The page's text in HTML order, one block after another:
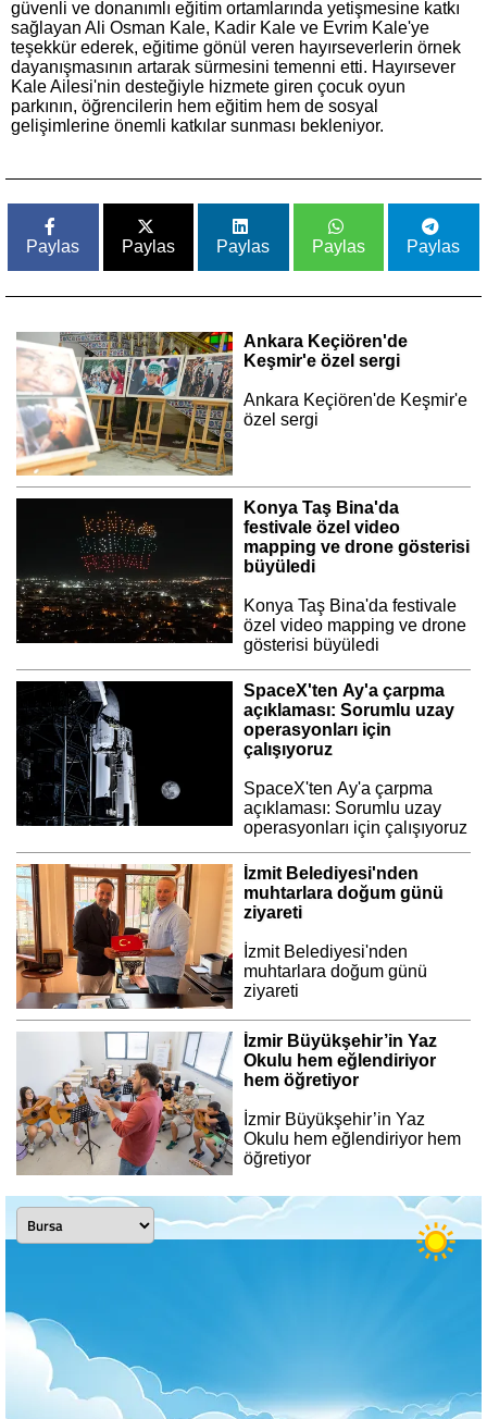
güvenli ve donanımlı eğitim ortamlarında yetişmesine katkı
sağlayan Ali Osman Kale, Kadir Kale ve Evrim Kale'ye
teşekkür ederek, eğitime gönül veren hayırseverlerin örnek
dayanışmasının artarak sürmesini temenni etti. Hayırsever
Kale Ailesi'nin desteğiyle hizmete giren çocuk oyun
parkının, öğrencilerin hem eğitim hem de sosyal
gelişimlerine önemli katkılar sunması bekleniyor.
Paylas Paylas Paylas Paylas Paylas
Ankara Keçiören'de
Keşmir'e özel sergi
Ankara Keçiören'de Keşmir'e
özel sergi
Konya Taş Bina'da
festivale özel video
mapping ve drone gösterisi
büyüledi
Konya Taş Bina'da festivale
özel video mapping ve drone
gösterisi büyüledi
SpaceX'ten Ay'a çarpma
açıklaması: Sorumlu uzay
operasyonları için
çalışıyoruz
SpaceX'ten Ay'a çarpma
açıklaması: Sorumlu uzay
operasyonları için çalışıyoruz
İzmit Belediyesi'nden
muhtarlara doğum günü
ziyareti
İzmit Belediyesi'nden
muhtarlara doğum günü
ziyareti
İzmir Büyükşehir’in Yaz
Okulu hem eğlendiriyor
hem öğretiyor
İzmir Büyükşehir’in Yaz
Okulu hem eğlendiriyor hem
öğretiyor